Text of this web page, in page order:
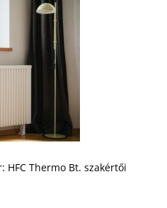
HFC Thermo Bt. szakértői